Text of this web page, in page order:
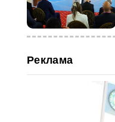
Реклама